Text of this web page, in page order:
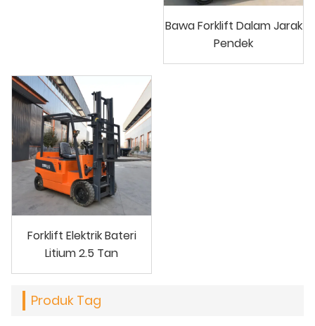
Bawa Forklift Dalam Jarak
Pendek
Forklift Elektrik Bateri
Litium 2.5 Tan
Produk Tag